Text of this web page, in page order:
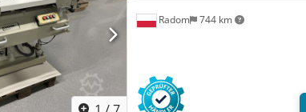
Radom 744 km